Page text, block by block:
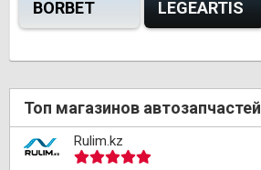
BORBET
LEGEARTIS
Топ магазинов автозапчастей
Rulim.kz